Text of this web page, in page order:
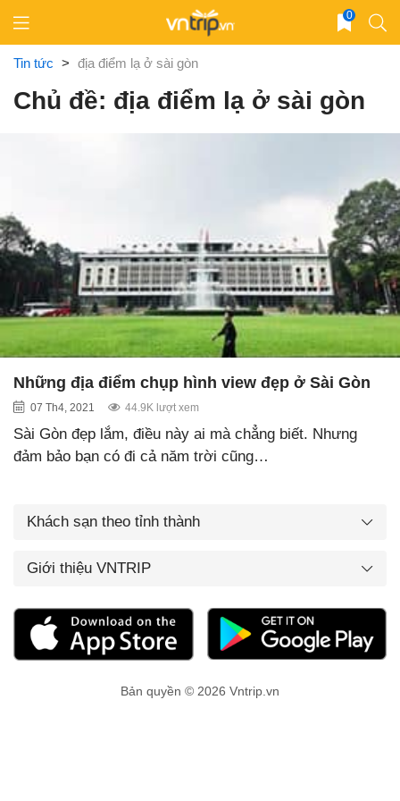
content
0
Tin tức > địa điểm lạ ở sài gòn
Chủ đề: địa điểm lạ ở sài gòn
Những địa điểm chụp hình view đẹp ở Sài Gòn
07 Th4, 2021 44.9K lượt xem
Sài Gòn đẹp lắm, điều này ai mà chẳng biết. Nhưng
đảm bảo bạn có đi cả năm trời cũng…
Khách sạn theo tỉnh thành
Giới thiệu VNTRIP
Bản quyền © 2026 Vntrip.vn